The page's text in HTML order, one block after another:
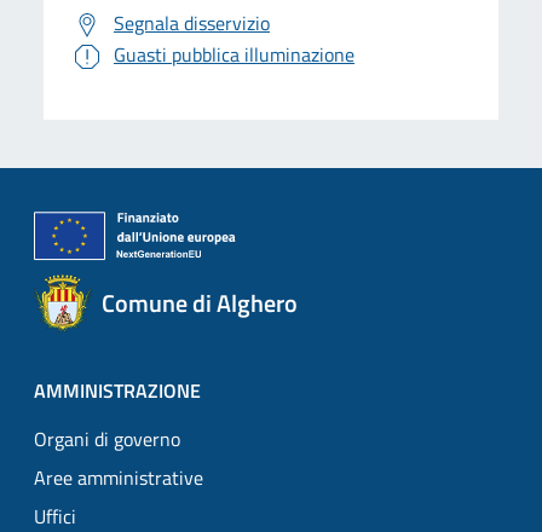
Segnala disservizio
Guasti pubblica illuminazione
Comune di Alghero
AMMINISTRAZIONE
Organi di governo
Aree amministrative
Uffici